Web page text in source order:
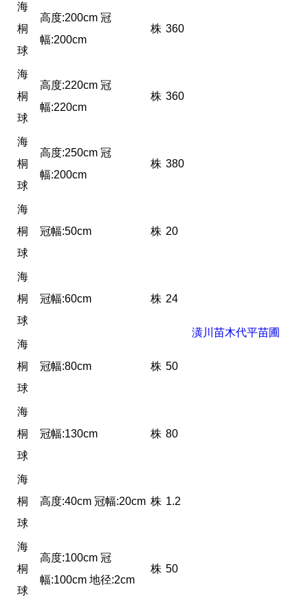
海
桐
球
高度:200cm 冠
幅:200cm
株 360
海
桐
球
高度:220cm 冠
幅:220cm
株 360
海
桐
球
高度:250cm 冠
幅:200cm
株 380
海
桐
球
冠幅:50cm 株 20
潢川苗木代平苗圃
海
桐
球
冠幅:60cm 株 24
海
桐
球
冠幅:80cm 株 50
海
桐
球
冠幅:130cm 株 80
海
桐
球
高度:40cm 冠幅:20cm 株 1.2
海
桐
球
高度:100cm 冠
幅:100cm 地径:2cm
株 50